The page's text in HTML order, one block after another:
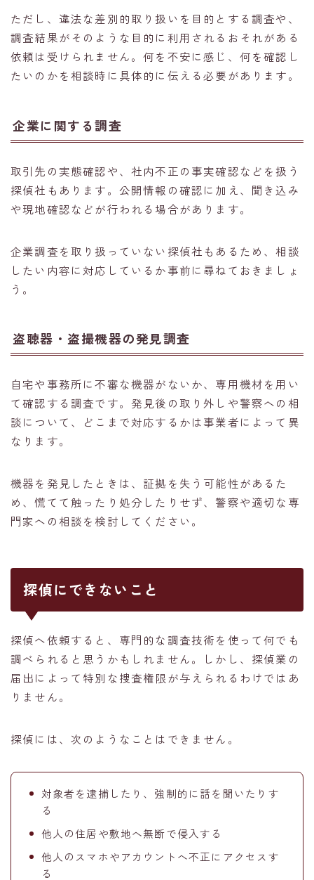
ただし、違法な差別的取り扱いを目的とする調査や、
調査結果がそのような目的に利用されるおそれがある
依頼は受けられません。何を不安に感じ、何を確認し
たいのかを相談時に具体的に伝える必要があります。
企業に関する調査
取引先の実態確認や、社内不正の事実確認などを扱う
探偵社もあります。公開情報の確認に加え、聞き込み
や現地確認などが行われる場合があります。
企業調査を取り扱っていない探偵社もあるため、相談
したい内容に対応しているか事前に尋ねておきましょ
う。
盗聴器・盗撮機器の発見調査
自宅や事務所に不審な機器がないか、専用機材を用い
て確認する調査です。発見後の取り外しや警察への相
談について、どこまで対応するかは事業者によって異
なります。
機器を発見したときは、証拠を失う可能性があるた
め、慌てて触ったり処分したりせず、警察や適切な専
門家への相談を検討してください。
探偵にできないこと
探偵へ依頼すると、専門的な調査技術を使って何でも
調べられると思うかもしれません。しかし、探偵業の
届出によって特別な捜査権限が与えられるわけではあ
りません。
探偵には、次のようなことはできません。
対象者を逮捕したり、強制的に話を聞いたりす
る
他人の住居や敷地へ無断で侵入する
他人のスマホやアカウントへ不正にアクセスす
る